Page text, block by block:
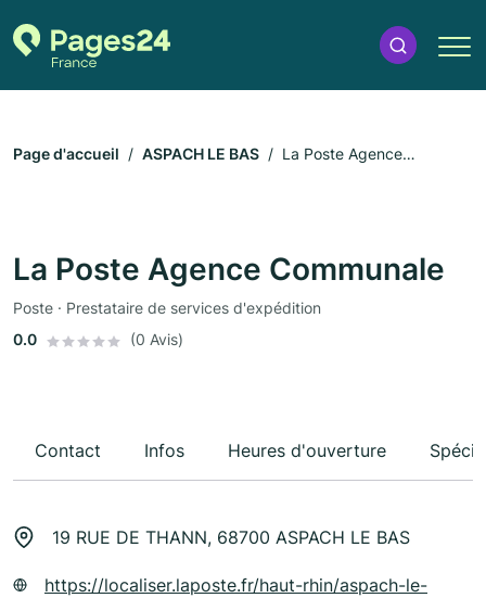
Page d'accueil ASPACH LE BAS
La Poste Agence
La Poste Agence Communale
Poste · Prestataire de services d'expédition
0.0
(0 Avis)
Contact Infos Heures d'ouverture
19 RUE DE THANN, 68700 ASPACH LE BAS
https://localiser.laposte.fr/haut-rhin/aspach-le-